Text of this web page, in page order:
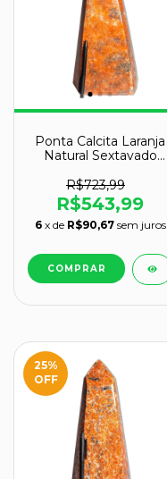
Ponta Calcita Laranja
Natural Sextavado
R$723,99
R$543,99
6 x de R$90,67 sem juros
25%
OFF